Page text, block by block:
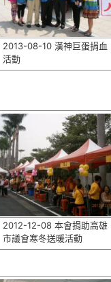
2013-08-10 漢神巨蛋捐血
活動
2012-12-08 本會捐助高雄
市議會寒冬送暖活動